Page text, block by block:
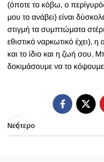
(όποτε το κόβω, ο
μου το ανάβει) είναι
στιγμή τα συμπτώματα
εθιστικό ναρκωτικό έχει),
και το ίδιο και η ζωή σου.
δοκιμάσουμε να το
Νεότερο